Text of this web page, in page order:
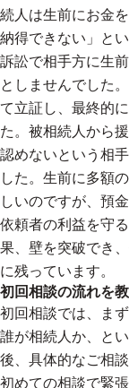
続人は生前にお金
納得できない」と
訴訟で相手方に生
としませんでした
て立証し、最終的
た。被相続人から
認めないという相
した。生前に多額
しいのですが、預
依頼者の利益を守
果、壁を突破でき
に残っています。
初回相談の流れを
初回相談では、ま
誰が相続人か、と
後、具体的なご相
初めての相談で緊